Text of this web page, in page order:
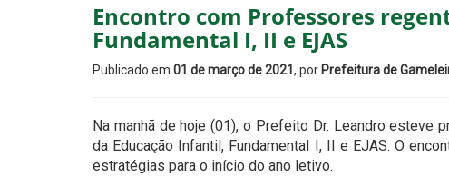
Encontro com Professores
Fundamental I, II e EJAS
Publicado em 01 de março de 2021 , por Prefeitura de
Na manhã de hoje (01), o Prefeito Dr. Leandro
da Educação Infantil, Fundamental I, II e EJAS. O
estratégias para o início do ano letivo.